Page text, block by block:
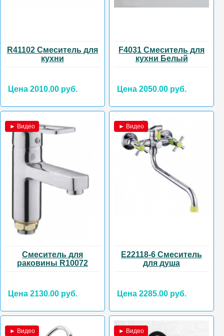
R41102 Смеситель для
кухни
Цена 2010.00 руб.
F4031 Смеситель для
кухни Белый
Цена 2050.00 руб.
► Видео
Смеситель для
раковины R10072
Цена 2130.00 руб.
► Видео
E22118-6 Смеситель
для душа
Цена 2285.00 руб.
► Видео ► Видео